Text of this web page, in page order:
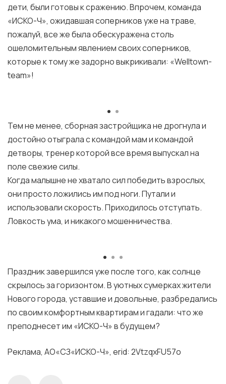
дети, были готовы к сражению. Впрочем, команда
«ИСКО-Ч», ожидавшая соперников уже на траве,
пожалуй, все же была обескуражена столь
ошеломительным явлением своих соперников,
которые к тому же задорно выкрикивали: «Welltown-
team»!
Тем не менее, сборная застройщика не дрогнула и
достойно отыграла с командой мам и командой
детворы, тренер которой все время выпускал на
поле свежие силы.
Когда малышне не хватало сил победить взрослых,
они просто ложились им под ноги. Путали и
использовали скорость. Приходилось отступать.
Ловкость ума, и никакого мошенничества.
Праздник завершился уже после того, как солнце
скрылось за горизонтом. В уютных сумерках жители
Нового города, уставшие и довольные, разбредались
по своим комфортным квартирам и гадали: что же
преподнесет им «ИСКО-Ч» в будущем?
Реклама, АО«СЗ«ИСКО-Ч», erid: 2VtzqxFU57o